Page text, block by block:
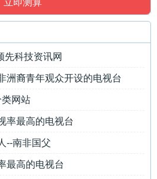
先科技资讯网
洲裔青年观众开设的电视台
类网站
率最高的电视台
--南非国父
最高的电视台